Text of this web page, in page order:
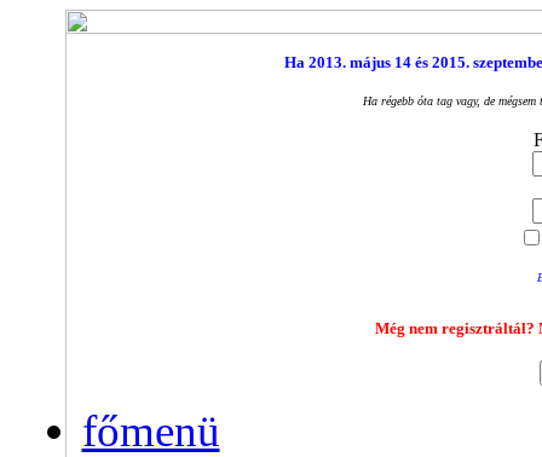
Ha 2013. május 14 és 2015.
Ha régebb óta tag vagy, de
Még nem regisztráltál?
főmenü